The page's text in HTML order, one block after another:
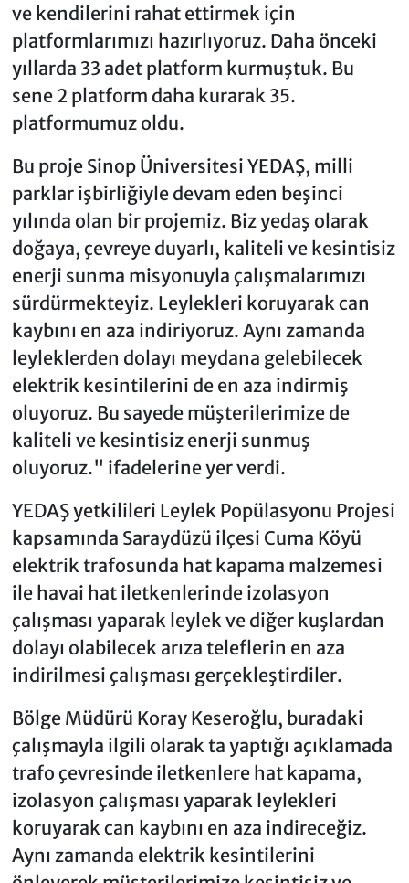
ve kendilerini rahat ettirmek için
platformlarımızı hazırlıyoruz. Daha önceki
yıllarda 33 adet platform kurmuştuk. Bu
sene 2 platform daha kurarak 35.
platformumuz oldu.
Bu proje Sinop Üniversitesi YEDAŞ, milli
parklar işbirliğiyle devam eden beşinci
yılında olan bir projemiz. Biz yedaş olarak
doğaya, çevreye duyarlı, kaliteli ve kesintisiz
enerji sunma misyonuyla çalışmalarımızı
sürdürmekteyiz. Leylekleri koruyarak can
kaybını en aza indiriyoruz. Aynı zamanda
leyleklerden dolayı meydana gelebilecek
elektrik kesintilerini de en aza indirmiş
oluyoruz. Bu sayede müşterilerimize de
kaliteli ve kesintisiz enerji sunmuş
oluyoruz." ifadelerine yer verdi.
YEDAŞ yetkilileri Leylek Popülasyonu Projesi
kapsamında Saraydüzü ilçesi Cuma Köyü
elektrik trafosunda hat kapama malzemesi
ile havai hat iletkenlerinde izolasyon
çalışması yaparak leylek ve diğer kuşlardan
dolayı olabilecek arıza teleflerin en aza
indirilmesi çalışması gerçekleştirdiler.
Bölge Müdürü Koray Keseroğlu, buradaki
çalışmayla ilgili olarak ta yaptığı açıklamada
trafo çevresinde iletkenlere hat kapama,
izolasyon çalışması yaparak leylekleri
koruyarak can kaybını en aza indireceğiz.
Aynı zamanda elektrik kesintilerini